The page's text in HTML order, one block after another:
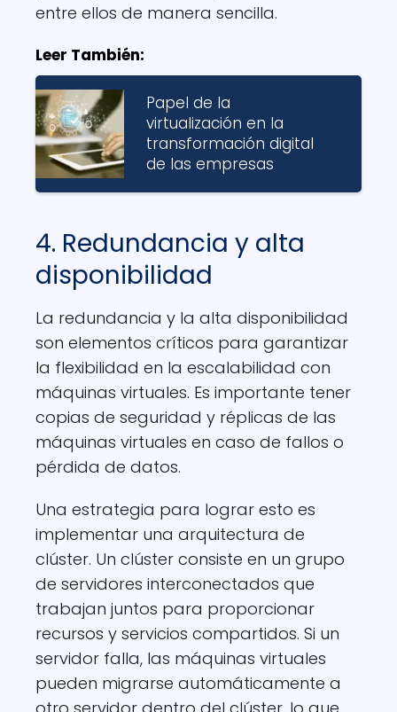
entre ellos de manera sencilla.
Leer También:
Papel de la
virtualización en la
transformación digital
de las empresas
4. Redundancia y alta
disponibilidad
La redundancia y la alta disponibilidad
son elementos críticos para garantizar
la flexibilidad en la escalabilidad con
máquinas virtuales. Es importante tener
copias de seguridad y réplicas de las
máquinas virtuales en caso de fallos o
pérdida de datos.
Una estrategia para lograr esto es
implementar una arquitectura de
clúster. Un clúster consiste en un grupo
de servidores interconectados que
trabajan juntos para proporcionar
recursos y servicios compartidos. Si un
servidor falla, las máquinas virtuales
pueden migrarse automáticamente a